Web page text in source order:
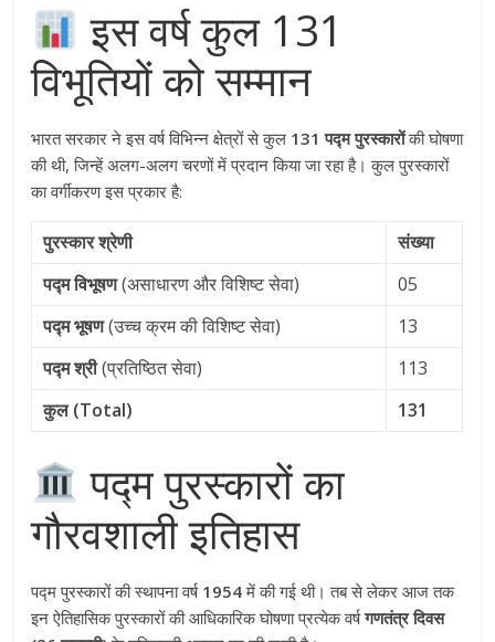
इस वर्ष कुल 131
विभूतियों को सम्मान
भारत सरकार ने इस वर्ष विभिन्न क्षेत्रों से कुल 131 पद्म पुरस्कारोंकी घोषणा
की थी, जिन्हें अलग-अलग चरणों में प्रदान किया जा रहा है। कुल पुरस्कारों
का वर्गीकरण इस प्रकार है:
पुरस्कार श्रेणी
संख्या
पद्म विभूषण(असाधारण और विशिष्ट सेवा)
05
पद्म भूषण(उच्च क्रम की विशिष्ट सेवा)
13
पद्म श्री(प्रतिष्ठित सेवा)
113
कुल (Total)
131
पद्म पुरस्कारों का
गौरवशाली इतिहास
पद्म पुरस्कारों की स्थापना वर्ष 1954में की गई थी। तब से लेकर आज तक
इन ऐतिहासिक पुरस्कारों की आधिकारिक घोषणा प्रत्येक वर्षगणतंत्र दिवस